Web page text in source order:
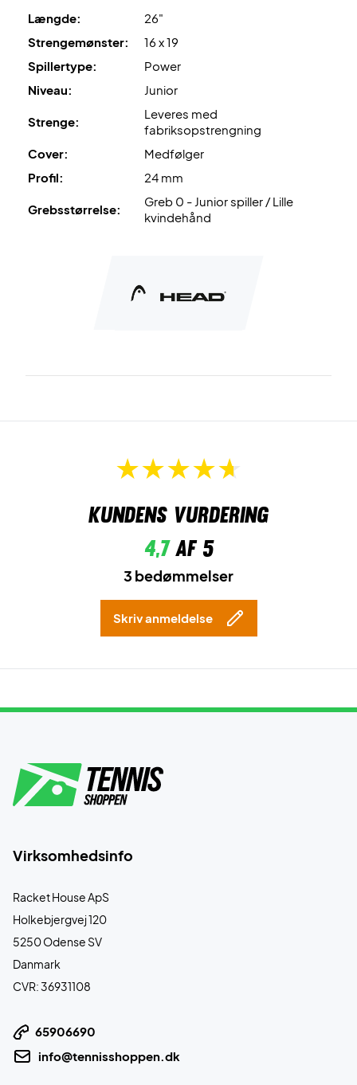
Længde:
26"
Strengemønster:
16 x 19
Spillertype:
Power
Niveau:
Junior
Strenge:
Leveres med
fabriksopstrengning
Cover:
Medfølger
Profil:
24 mm
Grebsstørrelse:
Greb 0 - Junior spiller / Lille
kvindehånd
Kundens vurdering
4,7af 5
3 bedømmelser
Skriv anmeldelse
Virksomhedsinfo
Racket House ApS
Holkebjergvej 120
5250 Odense SV
Danmark
CVR: 36931108
65906690
info@tennisshoppen.dk